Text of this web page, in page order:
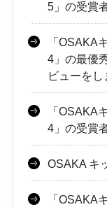
5」の受賞
「OSAKA
4」の最優
ビューをし
「OSAKA
4」の受賞
OSAKA キ
「OSAKA